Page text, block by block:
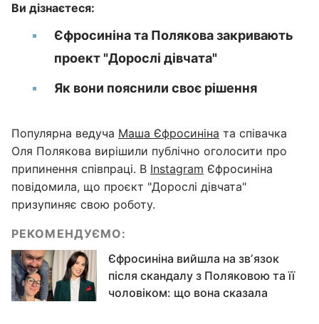
Ви дізнаєтеся:
Єфросиніна та Полякова закривають
проект "Дорослі дівчата"
Як вони пояснили своє рішення
Популярна ведуча Маша Єфросиніна та співачка
Оля Полякова вирішили публічно оголосити про
припинення співпраці. В Instagram Єфросиніна
повідомила, що проєкт "Дорослі дівчата"
призупиняє свою роботу.
РЕКОМЕНДУЄМО:
Єфросиніна вийшла на звʼязок
після скандалу з Поляковою та її
чоловіком: що вона сказала